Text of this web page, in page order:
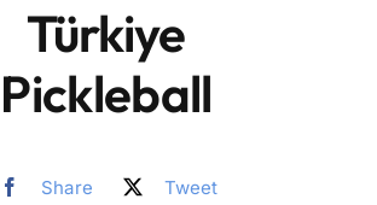
Türkiye
Pickleball
Share
Tweet